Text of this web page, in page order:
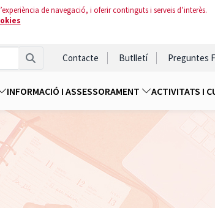
de navegació, i oferir continguts i serveis d’interès.
Contacte Butlletí Preguntes
INFORMACIÓ I ASSESSORAMENT ACTIVITATS I